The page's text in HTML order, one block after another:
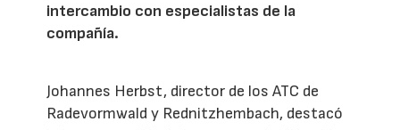
intercambio con especialistas de la
compañía.
Johannes Herbst, director de los ATC de
Radevormwald y Rednitzhembach, destacó